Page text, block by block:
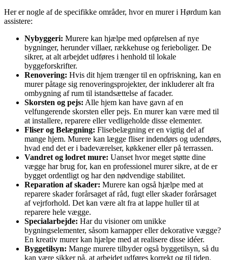
Her er nogle af de specifikke områder, hvor en murer i Hørdum kan
assistere:
Nybyggeri: Murere kan hjælpe med opførelsen af nye
bygninger, herunder villaer, rækkehuse og ferieboliger. De
sikrer, at alt arbejdet udføres i henhold til lokale
byggeforskrifter.
Renovering: Hvis dit hjem trænger til en opfriskning, kan en
murer påtage sig renoveringsprojekter, der inkluderer alt fra
ombygning af rum til istandsættelse af facader.
Skorsten og pejs: Alle hjem kan have gavn af en
velfungerende skorsten eller pejs. En murer kan være med til
at installere, reparere eller vedligeholde disse elementer.
Fliser og Belægning: Flisebelægning er en vigtig del af
mange hjem. Murere kan lægge fliser indendørs og udendørs,
hvad end det er i badeværelser, køkkener eller på terrassen.
Vandret og lodret mure: Uanset hvor meget støtte dine
vægge har brug for, kan en professionel murer sikre, at de er
bygget ordentligt og har den nødvendige stabilitet.
Reparation af skader: Murere kan også hjælpe med at
reparere skader forårsaget af råd, fugt eller skader forårsaget
af vejrforhold. Det kan være alt fra at lappe huller til at
reparere hele vægge.
Specialarbejde: Har du visioner om unikke
bygningselementer, såsom karnapper eller dekorative vægge?
En kreativ murer kan hjælpe med at realisere disse idéer.
Byggetilsyn: Mange murere tilbyder også byggetilsyn, så du
kan være sikker på, at arbejdet udføres korrekt og til tiden.